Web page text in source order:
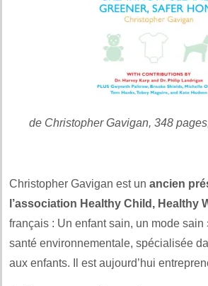
de Christopher Gavigan, 348
Christopher Gavigan est un ancien
l’association Healthy Child, Healthy
français : Un enfant sain, un mode sain
santé environnementale, spécialisée
aux enfants. Il est aujourd’hui